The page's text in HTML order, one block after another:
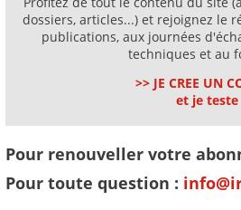
dossiers, articles...) et rejoignez le
publications, aux journées
techniques et au
>> JE CREE UN
et je teste
Pour renouveller votre
Pour toute question :